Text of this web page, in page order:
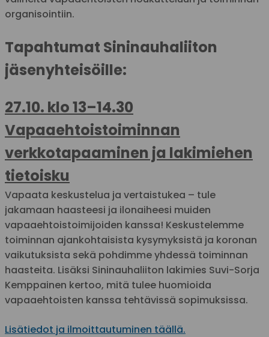
organisointiin.
Tapahtumat Sininauhaliiton
jäsenyhteisöille:
27.10. klo 13–14.30
Vapaaehtoistoiminnan
verkkotapaaminen ja lakimiehen
tietoisku
Vapaata keskustelua ja vertaistukea – tule
jakamaan haasteesi ja ilonaiheesi muiden
vapaaehtoistoimijoiden kanssa! Keskustelemme
toiminnan ajankohtaisista kysymyksistä ja koronan
vaikutuksista sekä pohdimme yhdessä toiminnan
haasteita. Lisäksi Sininauhaliiton lakimies Suvi-Sorja
Kemppainen kertoo, mitä tulee huomioida
vapaaehtoisten kanssa tehtävissä sopimuksissa.
Lisätiedot ja ilmoittautuminen täällä.